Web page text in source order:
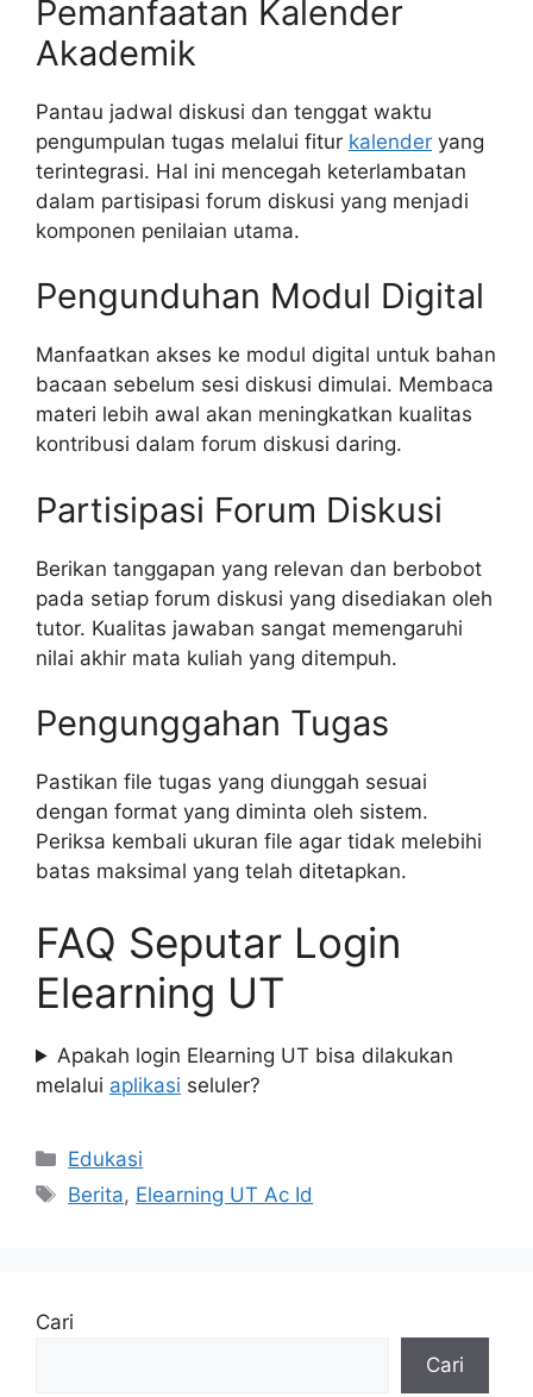
Pemanfaatan Kalender
Akademik
Pantau jadwal diskusi dan tenggat waktu
pengumpulan tugas melalui fitur kalender yang
terintegrasi. Hal ini mencegah keterlambatan
dalam partisipasi forum diskusi yang menjadi
komponen penilaian utama.
Pengunduhan Modul Digital
Manfaatkan akses ke modul digital untuk bahan
bacaan sebelum sesi diskusi dimulai. Membaca
materi lebih awal akan meningkatkan kualitas
kontribusi dalam forum diskusi daring.
Partisipasi Forum Diskusi
Berikan tanggapan yang relevan dan berbobot
pada setiap forum diskusi yang disediakan oleh
tutor. Kualitas jawaban sangat memengaruhi
nilai akhir mata kuliah yang ditempuh.
Pengunggahan Tugas
Pastikan file tugas yang diunggah sesuai
dengan format yang diminta oleh sistem.
Periksa kembali ukuran file agar tidak melebihi
batas maksimal yang telah ditetapkan.
FAQ Seputar Login
Elearning UT
Apakah login Elearning UT bisa dilakukan
melalui aplikasi seluler?
Kategori
Edukasi
Tag
Berita, Elearning UT Ac Id
Cari
Cari